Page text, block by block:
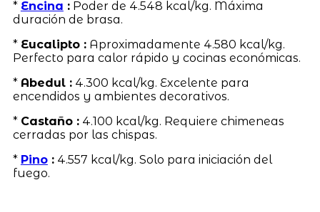
* Encina :Poder de 4.548 kcal/kg. Máxima
duración de brasa.
* Eucalipto :Aproximadamente 4.580 kcal/kg.
Perfecto para calor rápido y cocinas económicas.
* Abedul :4.300 kcal/kg. Excelente para
encendidos y ambientes decorativos.
* Castaño :4.100 kcal/kg. Requiere chimeneas
cerradas por las chispas.
* Pino:4.557 kcal/kg. Solo para iniciación del
fuego.